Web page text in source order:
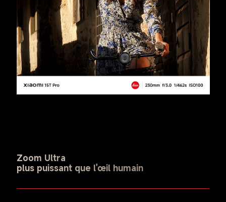
Zoom Ultra
plus puissant que l'œil humain